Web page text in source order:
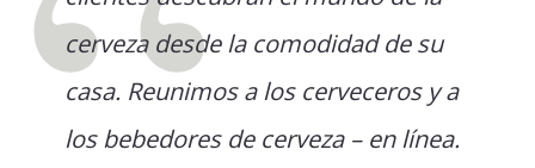
cerveza desde la comodidad de su
casa. Reunimos a los cerveceros y a
los bebedores de cerveza – en línea.